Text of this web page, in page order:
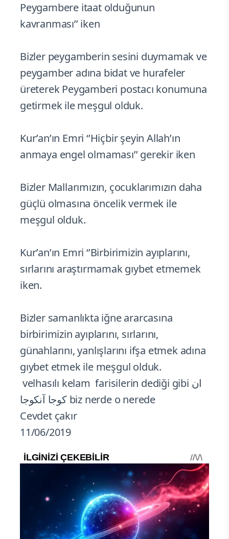
Peygambere itaat olduğunun
kavranması’’ iken
Bizler peygamberin sesini duymamak ve
peygamber adına bidat ve hurafeler
üreterek Peygamberi postacı konumuna
getirmek ile meşgul olduk.
Kur’an’ın Emri ‘’Hiçbir şeyin Allah’ın
anmaya engel olmaması’’ gerekir iken
Bizler Mallarımızın, çocuklarımızın daha
güçlü olmasına öncelik vermek ile
meşgul olduk.
Kur’an’ın Emri ‘’Birbirimizin ayıplarını,
sırlarını araştırmamak gıybet etmemek
iken.
Bizler samanlıkta iğne ararcasına
birbirimizin ayıplarını, sırlarını,
günahlarını, yanlışlarını ifşa etmek adına
gıybet etmek ile meşgul olduk.
velhasılı kelam farisilerin dediği gibi ان
كوجا آنكوجا biz nerde o nerede
Cevdet çakır
11/06/2019